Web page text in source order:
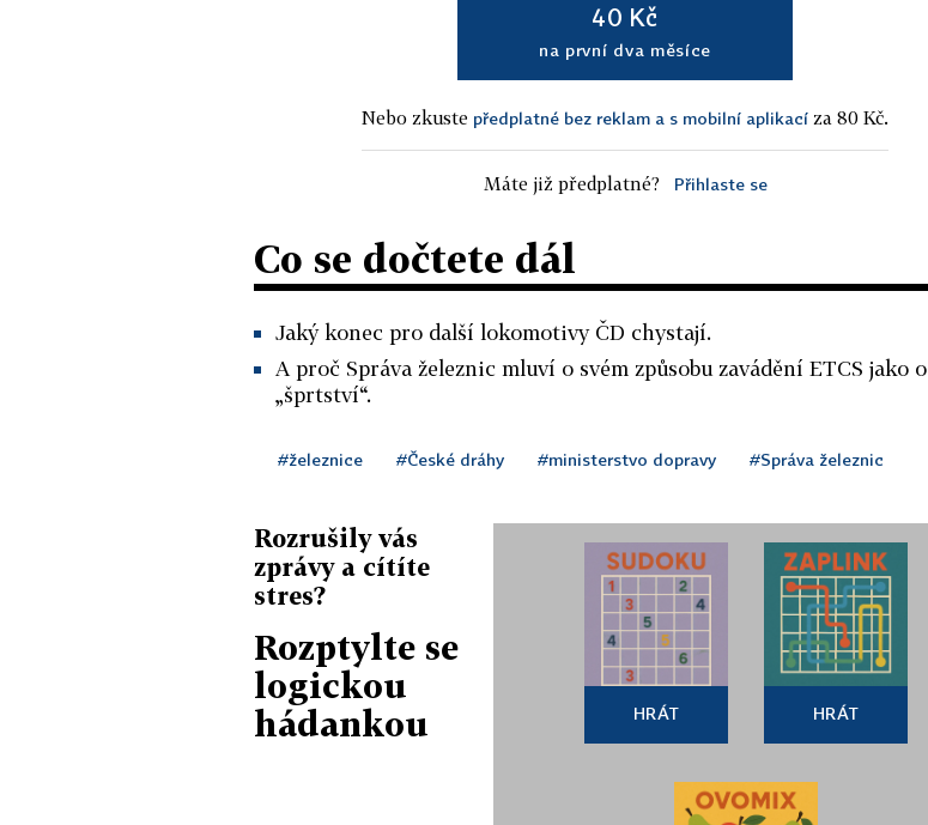
40 Kč
na první dva měsíce
Nebo zkuste předplatné bez reklam a s mobilní aplikací za 80 Kč.
Máte již předplatné? Přihlaste se
Co se dočtete dál
Jaký konec pro další lokomotivy ČD chystají.
A proč Správa železnic mluví o svém způsobu zavádění ETCS jako o
„šprtství“.
#železnice #České dráhy #ministerstvo dopravy #Správa železnic
Rozrušily vás
zprávy a cítíte
stres?
Rozptylte se
logickou
hádankou
HRÁT HRÁT